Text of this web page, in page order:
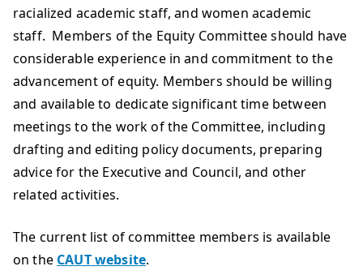
racialized academic staff, and women academic
staff. Members of the Equity Committee should have
considerable experience in and commitment to the
advancement of equity. Members should be willing
and available to dedicate significant time between
meetings to the work of the Committee, including
drafting and editing policy documents, preparing
advice for the Executive and Council, and other
related activities.
The current list of committee members is available
on the CAUT website.